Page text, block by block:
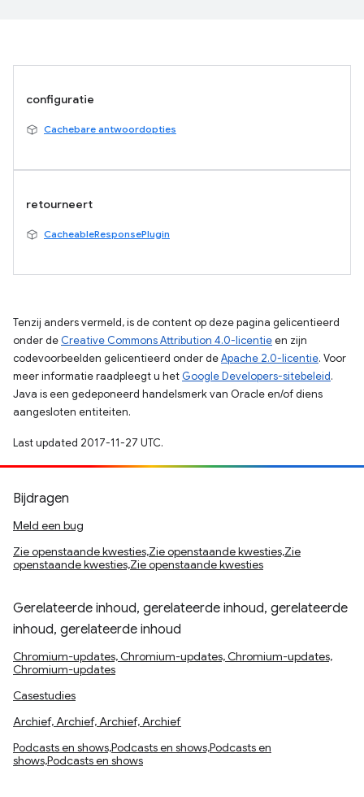
configuratie
Cachebare antwoordopties
retourneert
CacheableResponsePlugin
Tenzij anders vermeld, is de content op deze pagina gelicentieerd
onder de Creative Commons Attribution 4.0-licentieen zijn
codevoorbeelden gelicentieerd onder deApache 2.0-licentie. Voor
meer informatie raadpleegt u het Google Developers-sitebeleid.
Java is een gedeponeerd handelsmerk van Oracle en/of diens
aangesloten entiteiten.
Last updated 2017-11-27 UTC.
Bijdragen
Meld een bug
Zie openstaande kwesties,Zie openstaande kwesties,Zie
openstaande kwesties,Zie openstaande kwesties
Gerelateerde inhoud, gerelateerde inhoud, gerelateerde
inhoud, gerelateerde inhoud
Chromium-updates, Chromium-updates, Chromium-updates,
Chromium-updates
Casestudies
Archief, Archief, Archief, Archief
Podcasts en shows,Podcasts en shows,Podcasts en
shows,Podcasts en shows